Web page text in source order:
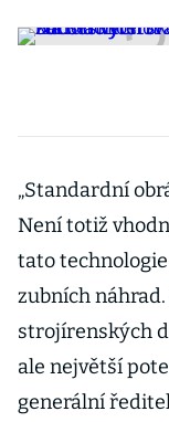
„Standardní
Není totiž
tato
zubních
strojírenských
ale největší
generální